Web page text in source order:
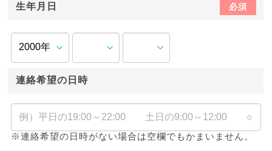
生年月日 必須
連絡希望の日時
※連絡希望の日時がない場合は空欄でもかまいません。